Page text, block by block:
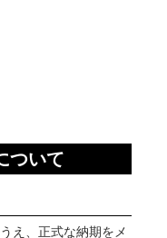
ついて
え、正式な納期をメ